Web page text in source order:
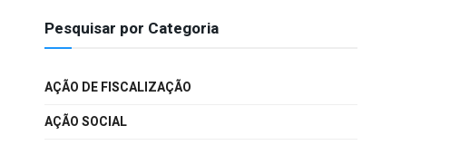
Pesquisar por Categoria
AÇÃO DE FISCALIZAÇÃO
AÇÃO SOCIAL